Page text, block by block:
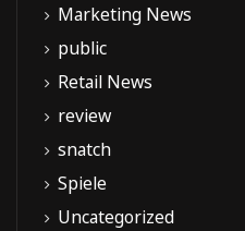
Marketing News
public
Retail News
review
snatch
Spiele
Uncategorized